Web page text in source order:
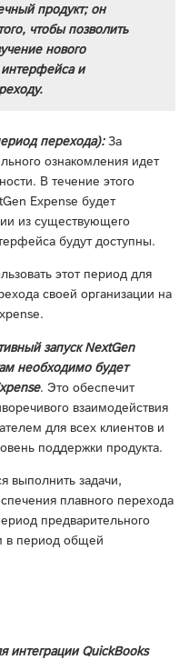
продукт; он
чтобы позволить
нового
интерфейса и
перехода):За
ознакомления идет
В течение этого
Expense будет
из существующего
будут доступны.
этот период для
своей организации на
запуск NextGen
необходимо будет
. Это обеспечит
взаимодействия
для всех клиентов и
поддержки продукта.
выполнить задачи,
плавного перехода
предварительного
в период общей
интеграции QuickBooks